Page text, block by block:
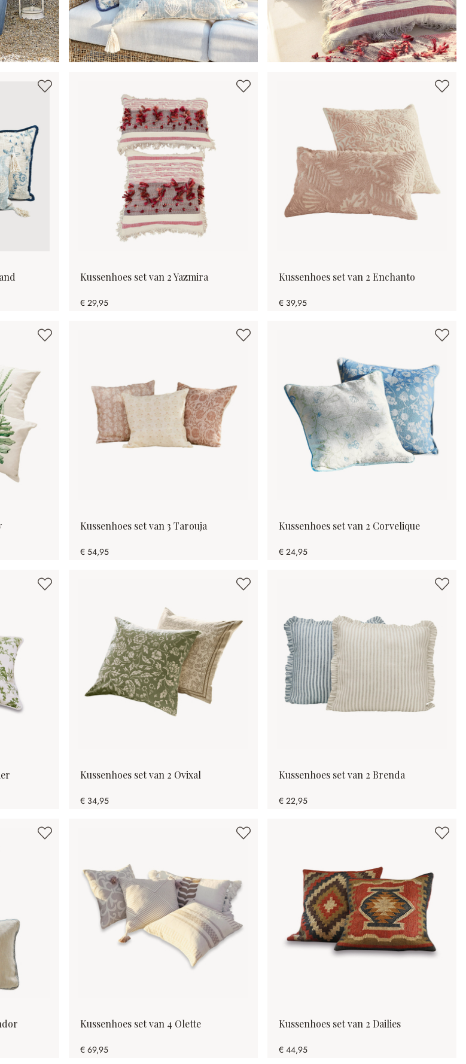
Kussenhoes set van 2 Yazmira
€ 29,95
Kussenhoes set van 2 Enchanto
€ 39,95
Kussenhoes set van 3 Tarouja
€ 54,95
Kussenhoes set van 2 Corvelique
€ 24,95
Kussenhoes set van 2 Ovixal
€ 34,95
Kussenhoes set van 2 Brenda
€ 22,95
Kussenhoes set van 4 Olette
€ 69,95
Kussenhoes set van 2 Dailies
€ 44,95